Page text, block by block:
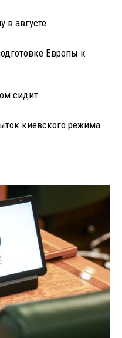
в августе
Европы к
сидит
киевского режима